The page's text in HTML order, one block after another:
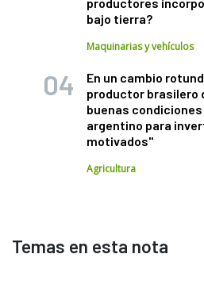
bajo tierra?
Maquinarias y vehículos
En un cambio
productor brasilero
buenas condiciones
argentino para
motivados"
Agricultura
Temas en esta nota